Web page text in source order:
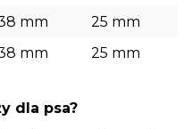
mm
25 mm
mm 25 mm
dla psa?